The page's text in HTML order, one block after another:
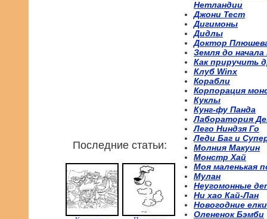
Последние статьи:
Нетландии
Джони Тест
Дигимоны
Дидлы
Доктор
Земля до начала
Как приручить
Клуб Winx
Корабли
Корпорация
Куклы
Кунг-фу Панда
Лаборатория
Лего Ниндзя Го
Леди Баг и
Молния Макуин
Монстр Хай
Моя маленькая
Мулан
Неугомонные
Ни хао Кай-Лан
Новогодние елки
Олененок Бэмби